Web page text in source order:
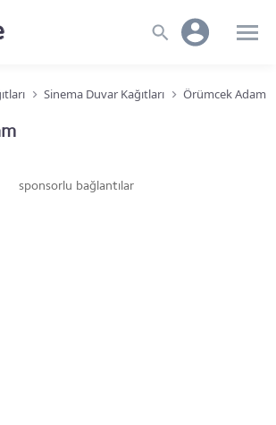
Sinema Duvar Kağıtları Örümcek Adam
sponsorlu bağlantılar